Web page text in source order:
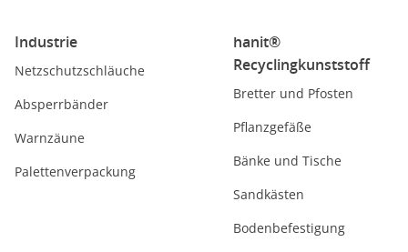
Industrie
Netzschutzschläuche
Absperrbänder
Warnzäune
Palettenverpackung
hanit®
Recyclingkunststoff
Bretter und Pfosten
Pflanzgefäße
Bänke und Tische
Sandkästen
Bodenbefestigung